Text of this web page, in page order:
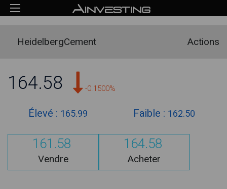
HeidelbergCement Actions
164.58 -0.1500%
Élevé : 165.99 Faible : 162.50
161.58
Vendre
164.58
Acheter